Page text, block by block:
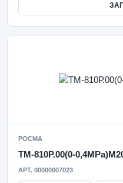
РОСМА
ТМ-810Р.00(0-
АРТ. 00000007023